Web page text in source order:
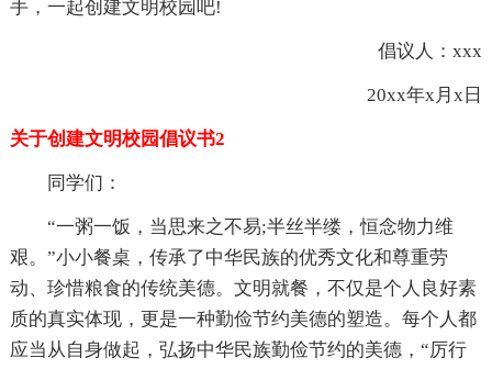
手，一起创建文明校园吧!
倡议人：xxx
20xx年x月x日
关于创建文明校园倡议书2
同学们：
“一粥一饭，当思来之不易;半丝半缕，恒念物力维
艰。”小小餐桌，传承了中华民族的优秀文化和尊重劳
动、珍惜粮食的传统美德。文明就餐，不仅是个人良好素
质的真实体现，更是一种勤俭节约美德的塑造。每个人都
应当从自身做起，弘扬中华民族勤俭节约的美德，“厉行